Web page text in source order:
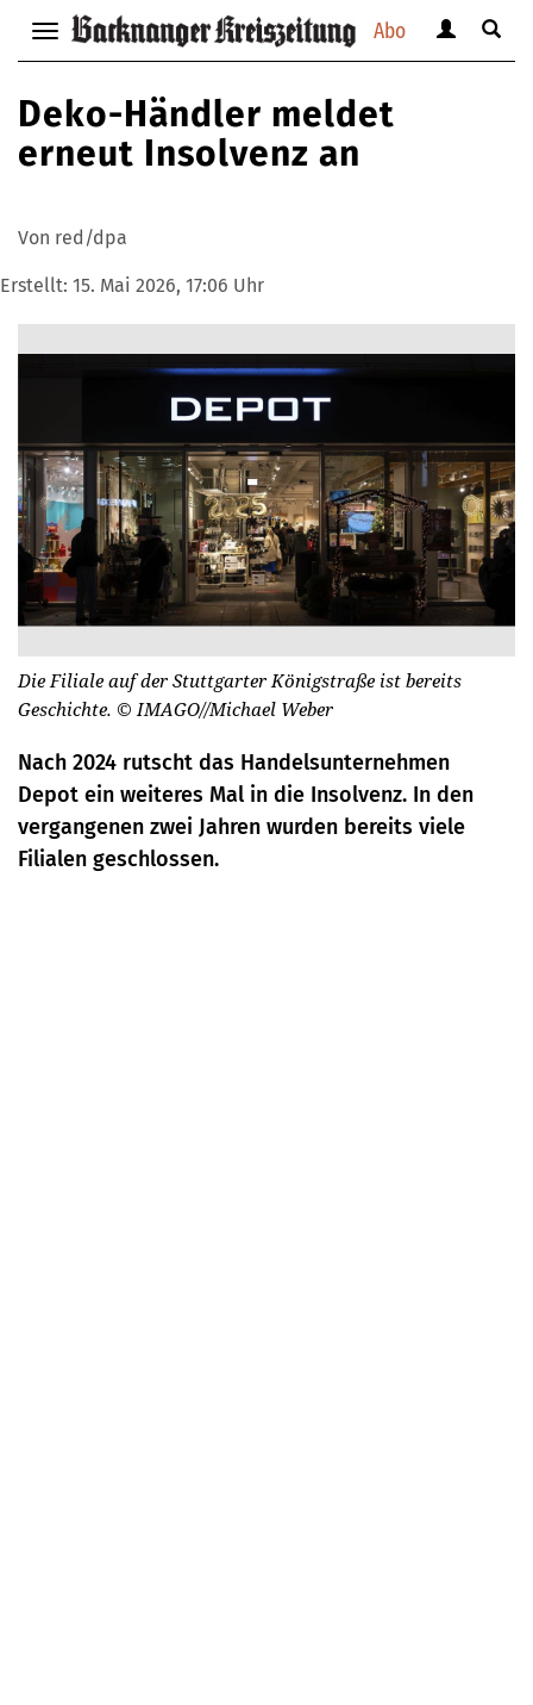
Abo
Navigation
anzeigen
verbergen
anzeigen
Suche
Deko-Händler meldet
erneut Insolvenz an
Von red/dpa
Erstellt: 15. Mai 2026, 17:06 Uhr
Die Filiale auf der Stuttgarter Königstraße ist bereits
Geschichte. © IMAGO//Michael Weber
Nach 2024 rutscht das Handelsunternehmen
Depot ein weiteres Mal in die Insolvenz. In den
vergangenen zwei Jahren wurden bereits viele
Filialen geschlossen.